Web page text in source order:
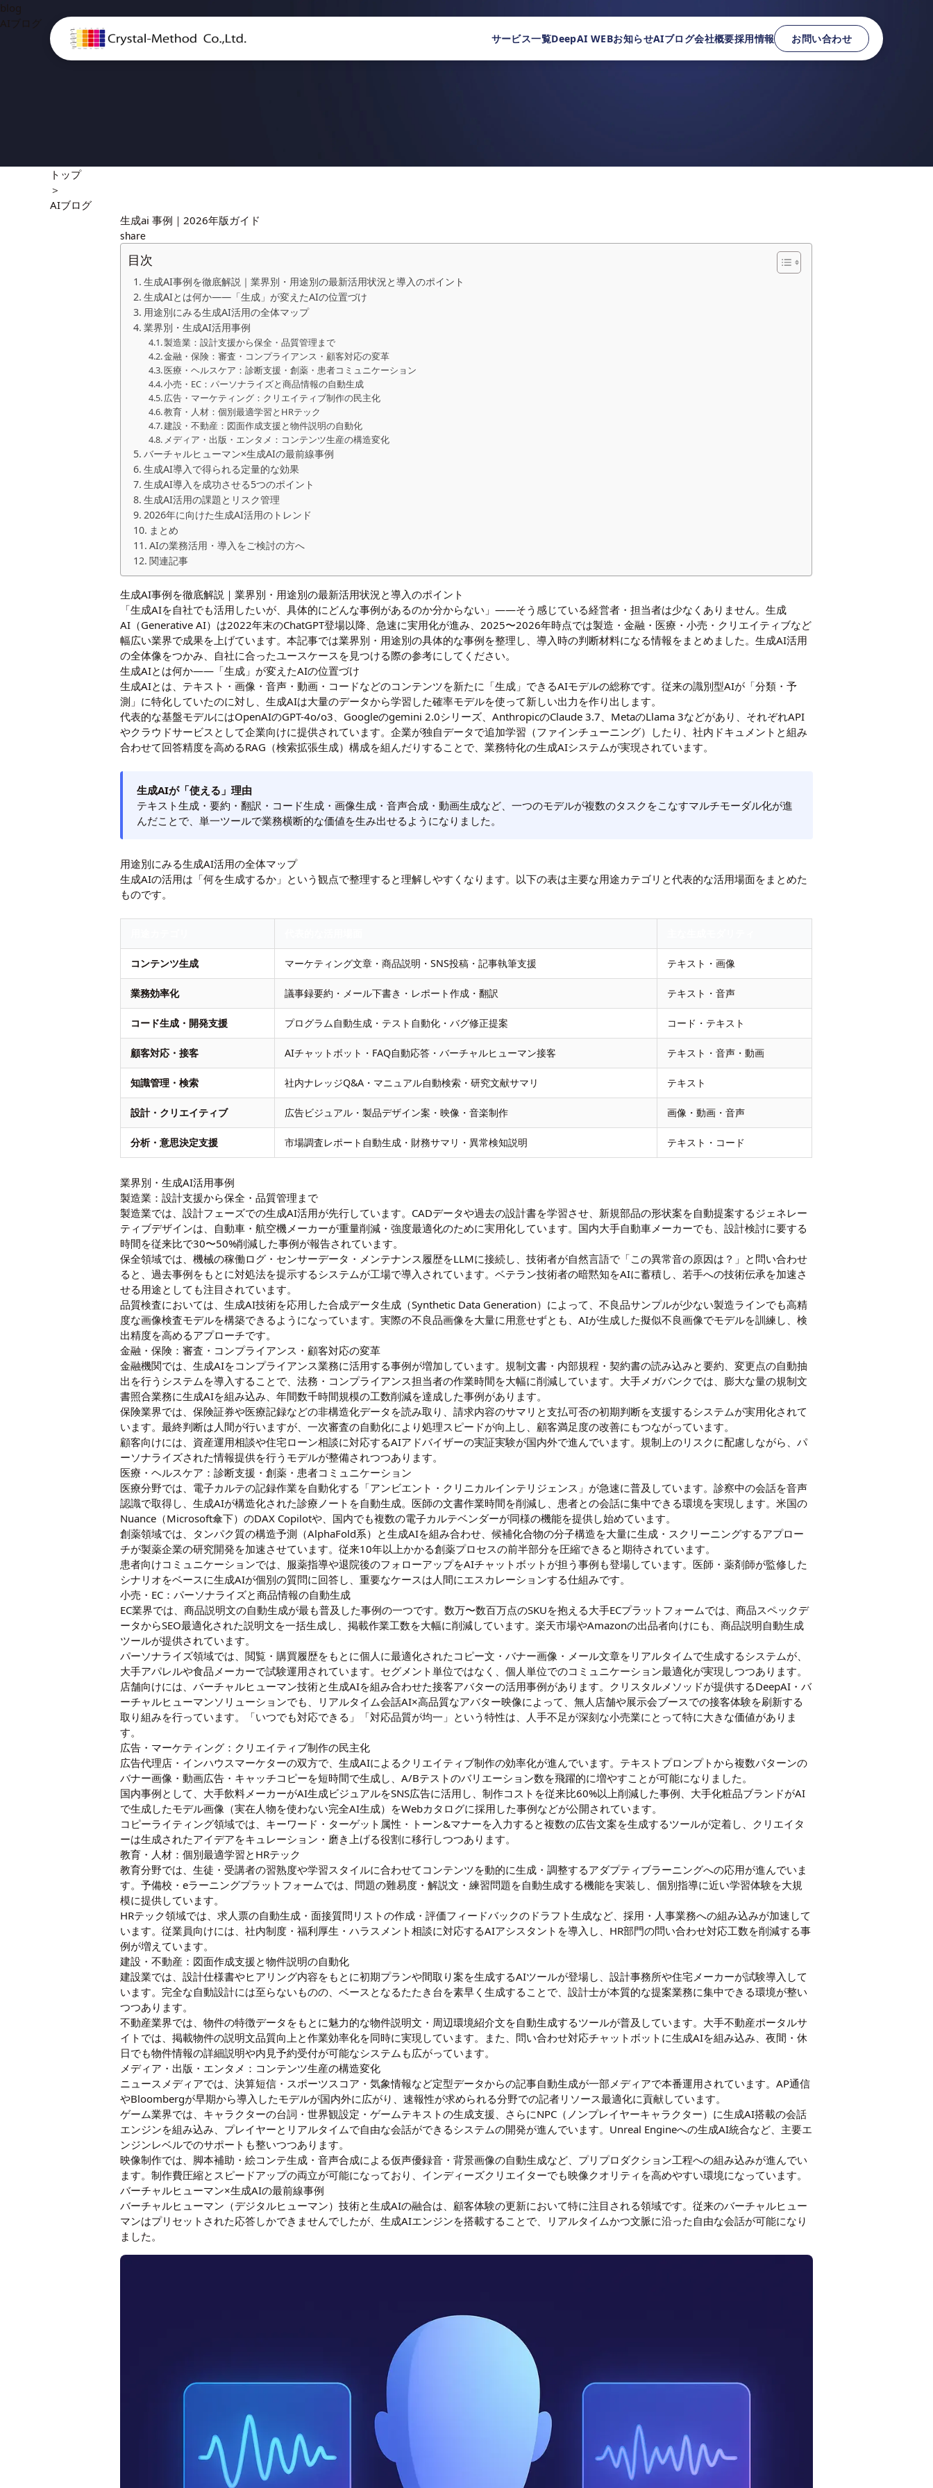
サービス一覧DeepAI WEBお知らせAIブログ会社概要採用情報 お問い合わせ
blog
AIブログ
トップ
＞
AIブログ
生成ai 事例｜2026年版ガイド
share
目次
生成AI事例を徹底解説｜業界別・用途別の最新活用状況と導入のポイント
生成AIとは何か――「生成」が変えたAIの位置づけ
用途別にみる生成AI活用の全体マップ
業界別・生成AI活用事例
製造業：設計支援から保全・品質管理まで
金融・保険：審査・コンプライアンス・顧客対応の変革
医療・ヘルスケア：診断支援・創薬・患者コミュニケーション
小売・EC：パーソナライズと商品情報の自動生成
広告・マーケティング：クリエイティブ制作の民主化
教育・人材：個別最適学習とHRテック
建設・不動産：図面作成支援と物件説明の自動化
メディア・出版・エンタメ：コンテンツ生産の構造変化
バーチャルヒューマン×生成AIの最前線事例
生成AI導入で得られる定量的な効果
生成AI導入を成功させる5つのポイント
生成AI活用の課題とリスク管理
2026年に向けた生成AI活用のトレンド
まとめ
AIの業務活用・導入をご検討の方へ
関連記事
生成AI事例を徹底解説｜業界別・用途別の最新活用状況と導入のポイント
「生成AIを自社でも活用したいが、具体的にどんな事例があるのか分からない」――そう感じている経営者・担当者は少なくありません。生成
AI（Generative AI）は2022年末のChatGPT登場以降、急速に実用化が進み、2025〜2026年時点では製造・金融・医療・小売・クリエイティブなど
幅広い業界で成果を上げています。本記事では業界別・用途別の具体的な事例を整理し、導入時の判断材料になる情報をまとめました。生成AI活用
の全体像をつかみ、自社に合ったユースケースを見つける際の参考にしてください。
生成AIとは何か――「生成」が変えたAIの位置づけ
生成AIとは、テキスト・画像・音声・動画・コードなどのコンテンツを新たに「生成」できるAIモデルの総称です。従来の識別型AIが「分類・予
測」に特化していたのに対し、生成AIは大量のデータから学習した確率モデルを使って新しい出力を作り出します。
代表的な基盤モデルにはOpenAIのGPT-4o/o3、Googleのgemini 2.0シリーズ、AnthropicのClaude 3.7、MetaのLlama 3などがあり、それぞれAPI
やクラウドサービスとして企業向けに提供されています。企業が独自データで追加学習（ファインチューニング）したり、社内ドキュメントと組み
合わせて回答精度を高めるRAG（検索拡張生成）構成を組んだりすることで、業務特化の生成AIシステムが実現されています。
生成AIが「使える」理由
テキスト生成・要約・翻訳・コード生成・画像生成・音声合成・動画生成など、一つのモデルが複数のタスクをこなすマルチモーダル化が進
んだことで、単一ツールで業務横断的な価値を生み出せるようになりました。
用途別にみる生成AI活用の全体マップ
生成AIの活用は「何を生成するか」という観点で整理すると理解しやすくなります。以下の表は主要な用途カテゴリと代表的な活用場面をまとめた
ものです。
コンテンツ生成 マーケティング文章・商品説明・SNS投稿・記事執筆支援 テキスト・画像
業務効率化 議事録要約・メール下書き・レポート作成・翻訳 テキスト・音声
コード生成・開発支援 プログラム自動生成・テスト自動化・バグ修正提案 コード・テキスト
顧客対応・接客 AIチャットボット・FAQ自動応答・バーチャルヒューマン接客 テキスト・音声・動画
知識管理・検索 社内ナレッジQ&A・マニュアル自動検索・研究文献サマリ テキスト
設計・クリエイティブ 広告ビジュアル・製品デザイン案・映像・音楽制作 画像・動画・音声
分析・意思決定支援 市場調査レポート自動生成・財務サマリ・異常検知説明 テキスト・コード
業界別・生成AI活用事例
製造業：設計支援から保全・品質管理まで
製造業では、設計フェーズでの生成AI活用が先行しています。CADデータや過去の設計書を学習させ、新規部品の形状案を自動提案するジェネレー
ティブデザインは、自動車・航空機メーカーが重量削減・強度最適化のために実用化しています。国内大手自動車メーカーでも、設計検討に要する
時間を従来比で30〜50%削減した事例が報告されています。
保全領域では、機械の稼働ログ・センサーデータ・メンテナンス履歴をLLMに接続し、技術者が自然言語で「この異常音の原因は？」と問い合わせ
ると、過去事例をもとに対処法を提示するシステムが工場で導入されています。ベテラン技術者の暗黙知をAIに蓄積し、若手への技術伝承を加速さ
せる用途としても注目されています。
品質検査においては、生成AI技術を応用した合成データ生成（Synthetic Data Generation）によって、不良品サンプルが少ない製造ラインでも高精
度な画像検査モデルを構築できるようになっています。実際の不良品画像を大量に用意せずとも、AIが生成した擬似不良画像でモデルを訓練し、検
出精度を高めるアプローチです。
金融・保険：審査・コンプライアンス・顧客対応の変革
金融機関では、生成AIをコンプライアンス業務に活用する事例が増加しています。規制文書・内部規程・契約書の読み込みと要約、変更点の自動抽
出を行うシステムを導入することで、法務・コンプライアンス担当者の作業時間を大幅に削減しています。大手メガバンクでは、膨大な量の規制文
書照合業務に生成AIを組み込み、年間数千時間規模の工数削減を達成した事例があります。
保険業界では、保険証券や医療記録などの非構造化データを読み取り、請求内容のサマリと支払可否の初期判断を支援するシステムが実用化されて
います。最終判断は人間が行いますが、一次審査の自動化により処理スピードが向上し、顧客満足度の改善にもつながっています。
顧客向けには、資産運用相談や住宅ローン相談に対応するAIアドバイザーの実証実験が国内外で進んでいます。規制上のリスクに配慮しながら、パ
ーソナライズされた情報提供を行うモデルが整備されつつあります。
医療・ヘルスケア：診断支援・創薬・患者コミュニケーション
医療分野では、電子カルテの記録作業を自動化する「アンビエント・クリニカルインテリジェンス」が急速に普及しています。診察中の会話を音声
認識で取得し、生成AIが構造化された診療ノートを自動生成。医師の文書作業時間を削減し、患者との会話に集中できる環境を実現します。米国の
Nuance（Microsoft傘下）のDAX Copilotや、国内でも複数の電子カルテベンダーが同様の機能を提供し始めています。
創薬領域では、タンパク質の構造予測（AlphaFold系）と生成AIを組み合わせ、候補化合物の分子構造を大量に生成・スクリーニングするアプロー
チが製薬企業の研究開発を加速させています。従来10年以上かかる創薬プロセスの前半部分を圧縮できると期待されています。
患者向けコミュニケーションでは、服薬指導や退院後のフォローアップをAIチャットボットが担う事例も登場しています。医師・薬剤師が監修した
シナリオをベースに生成AIが個別の質問に回答し、重要なケースは人間にエスカレーションする仕組みです。
小売・EC：パーソナライズと商品情報の自動生成
EC業界では、商品説明文の自動生成が最も普及した事例の一つです。数万〜数百万点のSKUを抱える大手ECプラットフォームでは、商品スペックデ
ータからSEO最適化された説明文を一括生成し、掲載作業工数を大幅に削減しています。楽天市場やAmazonの出品者向けにも、商品説明自動生成
ツールが提供されています。
パーソナライズ領域では、閲覧・購買履歴をもとに個人に最適化されたコピー文・バナー画像・メール文章をリアルタイムで生成するシステムが、
大手アパレルや食品メーカーで試験運用されています。セグメント単位ではなく、個人単位でのコミュニケーション最適化が実現しつつあります。
店舗向けには、バーチャルヒューマン技術と生成AIを組み合わせた接客アバターの活用事例があります。クリスタルメソッドが提供するDeepAI・バ
ーチャルヒューマンソリューションでも、リアルタイム会話AI×高品質なアバター映像によって、無人店舗や展示会ブースでの接客体験を刷新する
取り組みを行っています。「いつでも対応できる」「対応品質が均一」という特性は、人手不足が深刻な小売業にとって特に大きな価値がありま
す。
広告・マーケティング：クリエイティブ制作の民主化
広告代理店・インハウスマーケターの双方で、生成AIによるクリエイティブ制作の効率化が進んでいます。テキストプロンプトから複数パターンの
バナー画像・動画広告・キャッチコピーを短時間で生成し、A/Bテストのバリエーション数を飛躍的に増やすことが可能になりました。
国内事例として、大手飲料メーカーがAI生成ビジュアルをSNS広告に活用し、制作コストを従来比60%以上削減した事例、大手化粧品ブランドがAI
で生成したモデル画像（実在人物を使わない完全AI生成）をWebカタログに採用した事例などが公開されています。
コピーライティング領域では、キーワード・ターゲット属性・トーン&マナーを入力すると複数の広告文案を生成するツールが定着し、クリエイタ
ーは生成されたアイデアをキュレーション・磨き上げる役割に移行しつつあります。
教育・人材：個別最適学習とHRテック
教育分野では、生徒・受講者の習熟度や学習スタイルに合わせてコンテンツを動的に生成・調整するアダプティブラーニングへの応用が進んでいま
す。予備校・eラーニングプラットフォームでは、問題の難易度・解説文・練習問題を自動生成する機能を実装し、個別指導に近い学習体験を大規
模に提供しています。
HRテック領域では、求人票の自動生成・面接質問リストの作成・評価フィードバックのドラフト生成など、採用・人事業務への組み込みが加速して
います。従業員向けには、社内制度・福利厚生・ハラスメント相談に対応するAIアシスタントを導入し、HR部門の問い合わせ対応工数を削減する事
例が増えています。
建設・不動産：図面作成支援と物件説明の自動化
建設業では、設計仕様書やヒアリング内容をもとに初期プランや間取り案を生成するAIツールが登場し、設計事務所や住宅メーカーが試験導入して
います。完全な自動設計には至らないものの、ベースとなるたたき台を素早く生成することで、設計士が本質的な提案業務に集中できる環境が整い
つつあります。
不動産業界では、物件の特徴データをもとに魅力的な物件説明文・周辺環境紹介文を自動生成するツールが普及しています。大手不動産ポータルサ
イトでは、掲載物件の説明文品質向上と作業効率化を同時に実現しています。また、問い合わせ対応チャットボットに生成AIを組み込み、夜間・休
日でも物件情報の詳細説明や内見予約受付が可能なシステムも広がっています。
メディア・出版・エンタメ：コンテンツ生産の構造変化
ニュースメディアでは、決算短信・スポーツスコア・気象情報など定型データからの記事自動生成が一部メディアで本番運用されています。AP通信
やBloombergが早期から導入したモデルが国内外に広がり、速報性が求められる分野での記者リソース最適化に貢献しています。
ゲーム業界では、キャラクターの台詞・世界観設定・ゲームテキストの生成支援、さらにNPC（ノンプレイヤーキャラクター）に生成AI搭載の会話
エンジンを組み込み、プレイヤーとリアルタイムで自由な会話ができるシステムの開発が進んでいます。Unreal Engineへの生成AI統合など、主要エ
ンジンレベルでのサポートも整いつつあります。
映像制作では、脚本補助・絵コンテ生成・音声合成による仮声優録音・背景画像の自動生成など、プリプロダクション工程への組み込みが進んでい
ます。制作費圧縮とスピードアップの両立が可能になっており、インディーズクリエイターでも映像クオリティを高めやすい環境になっています。
バーチャルヒューマン×生成AIの最前線事例
バーチャルヒューマン（デジタルヒューマン）技術と生成AIの融合は、顧客体験の更新において特に注目される領域です。従来のバーチャルヒュー
マンはプリセットされた応答しかできませんでしたが、生成AIエンジンを搭載することで、リアルタイムかつ文脈に沿った自由な会話が可能になり
ました。